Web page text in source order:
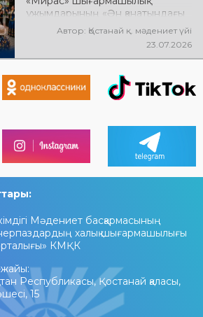
ұжымдарының «Ән қанатындағы
Қостанай» көшпелі концерті
өтеді! Баршаңызды мерекелік
Автор: Қостанай қ. мәдениет үйі
23.07.2026
Мәдениет басқармасының
халық шығармашылығы
КМҚК
Республикасы, Қостанай қаласы,
15